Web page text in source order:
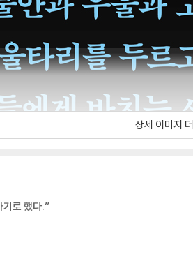
상세 이미지
기로 했다.”